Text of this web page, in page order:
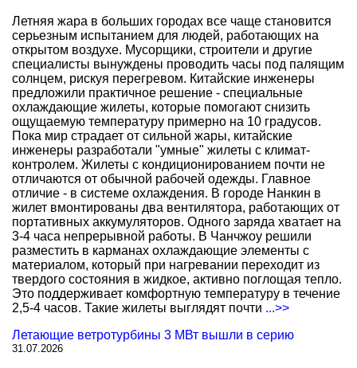
Летняя жара в больших городах все чаще становится
серьезным испытанием для людей, работающих на
открытом воздухе. Мусорщики, строители и другие
специалисты вынуждены проводить часы под палящим
солнцем, рискуя перегревом. Китайские инженеры
предложили практичное решение - специальные
охлаждающие жилеты, которые помогают снизить
ощущаемую температуру примерно на 10 градусов.
Пока мир страдает от сильной жары, китайские
инженеры разработали "умные" жилеты с климат-
контролем. Жилеты с кондиционированием почти не
отличаются от обычной рабочей одежды. Главное
отличие - в системе охлаждения. В городе Нанкин в
жилет вмонтированы два вентилятора, работающих от
портативных аккумуляторов. Одного заряда хватает на
3-4 часа непрерывной работы. В Чанчжоу решили
разместить в карманах охлаждающие элементы с
материалом, который при нагревании переходит из
твердого состояния в жидкое, активно поглощая тепло.
Это поддерживает комфортную температуру в течение
2,5-4 часов. Такие жилеты выглядят почти ...>>
Летающие ветротурбины 3 МВт вышли в серию
31.07.2026